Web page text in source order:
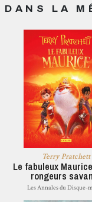
DANS LA
Terry Pratchett
Le fabuleux
rongeurs
Les Annales du Disque-